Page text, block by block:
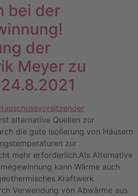
bei der
der
Meyer zu
alternative Quellen zur
die gute Isolierung von Häusern
zur
mehr erforderlich.Als Alternative
kann Wärme auch
Kraftwerk
Verwendung von Abwärme aus